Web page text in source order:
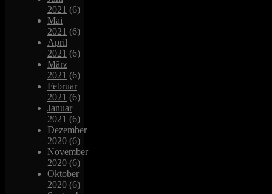
2021 (6)
Mai
2021 (6)
April
2021 (6)
März
2021 (6)
Februar
2021 (6)
Januar
2021 (6)
Dezember
2020 (6)
November
2020 (6)
Oktober
2020 (6)